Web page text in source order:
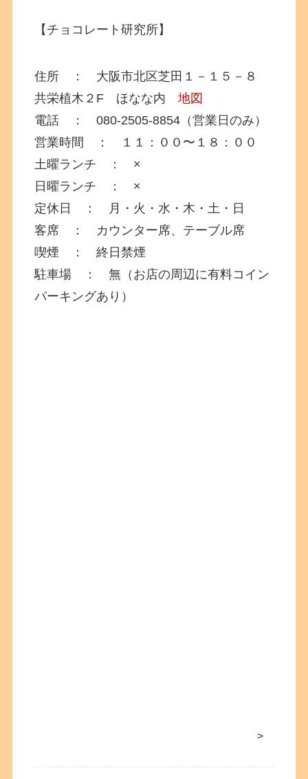
【チョコレート研究所】
住所 ： 大阪市北区芝田１－１５－８
共栄植木２F ほなな内地図
電話 ： 080-2505-8854（営業日のみ）
営業時間 ： １１：００〜１８：００
土曜ランチ ： ×
日曜ランチ ： ×
定休日 ： 月・火・水・木・土・日
客席 ： カウンター席、テーブル席
喫煙 ： 終日禁煙
駐車場 ： 無（お店の周辺に有料コイン
パーキングあり）
>